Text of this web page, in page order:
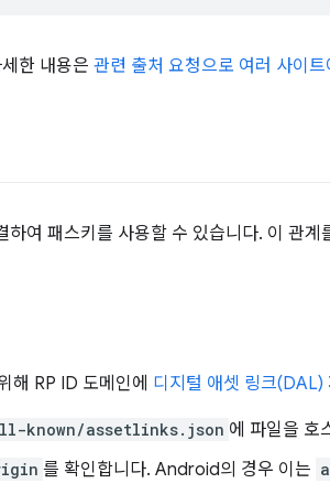
한 내용은 관련 출처 요청으로 여러 사이
여 패스키를 사용할 수 있습니다. 이 관
해 RP ID 도메인에 디지털 애셋 링크(DAL)
known/assetlinks.json 에 파일을 호
를 확인합니다. Android의 경우 이는